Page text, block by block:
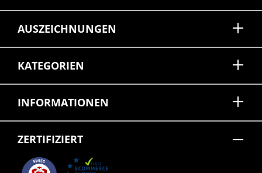
AUSZEICHNUNGEN
KATEGORIEN
INFORMATIONEN
ZERTIFIZIERT